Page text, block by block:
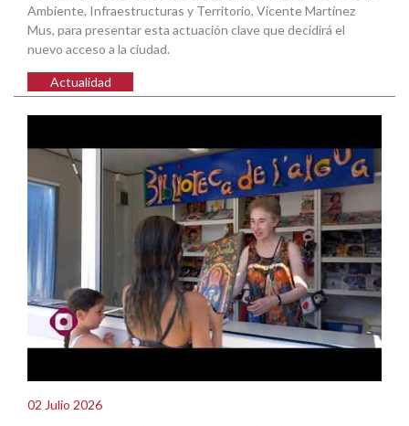
Ambiente, Infraestructuras y Territorio, Vicente Martínez
Mus, para presentar esta actuación clave que decidirá el
nuevo acceso a la ciudad.
Actualidad
02 Julio 2026